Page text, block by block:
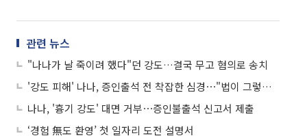
관련 뉴스
"나나가 날 죽이려 했다"던 강도…결국 무고 혐의로 송치
'강도 피해' 나나, 증인출석 전 착잡한 심경⋯"법이 그렇다니 따를 수 밖에"
나나, '흉기 강도' 대면 거부⋯증인불출석 신고서 제출
‘경험 無도 환영’ 첫 일자리 도전 설명서